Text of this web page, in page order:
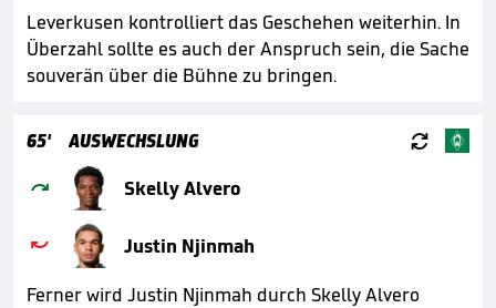
Leverkusen kontrolliert das Geschehen weiterhin. In
Überzahl sollte es auch der Anspruch sein, die Sache
souverän über die Bühne zu bringen.
65' AUSWECHSLUNG 
 Skelly Alvero

Justin Njinmah
Ferner wird Justin Njinmah durch Skelly Alvero